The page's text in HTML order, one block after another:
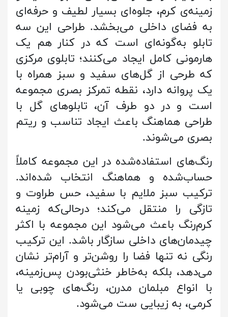
زمینه‌ی کرم، جلوه‌ای بسیار لطیف و حرفه‌ای
به فضای داخلی می‌بخشد. طراحی این سه
تابلو به‌گونه‌ای است که در کنار هم یک
هارمونی کامل ایجاد می‌کنند؛ تابلوی مرکزی
که طرحی از گل‌های سفید و سبز همراه با
یک پروانه دارد، نقطه‌ تمرکز بصری مجموعه
است و در دو طرف آن، تابلوهای گل با
طراحی هماهنگ باعث ایجاد تناسب و ریتم
بصری می‌شوند.
رنگ‌های استفاده‌شده در این مجموعه کاملاً
حساب‌شده و هماهنگ انتخاب شده‌اند.
ترکیب سبز ملایم با سفید، حس طراوت و
تازگی را منتقل می‌کند؛ درحالی‌که زمینه
کرم‌رنگ باعث می‌شود این مجموعه با اکثر
چیدمان‌های داخلی سازگار باشد. این ترکیب
رنگی نه تنها فضا را روشن‌تر و آرام‌تر نشان
می‌دهد، بلکه به‌خاطر خنثی‌بودن پس‌زمینه،
با انواع مبلمان مدرن، رنگ‌های چوبی یا
کرمی، به زیبایی ست می‌شود.